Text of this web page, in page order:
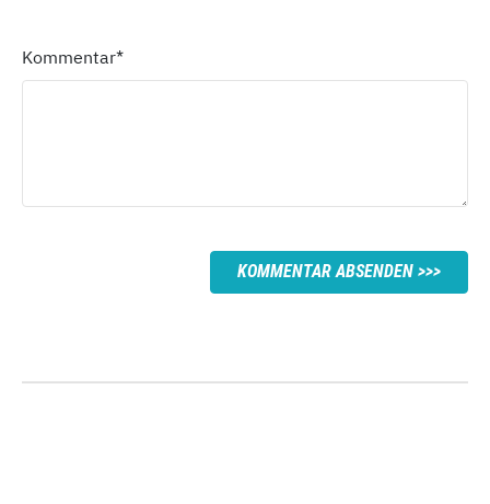
Kommentar*
KOMMENTAR ABSENDEN